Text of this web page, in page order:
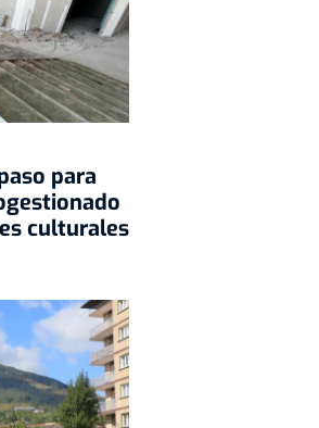
para
culturales